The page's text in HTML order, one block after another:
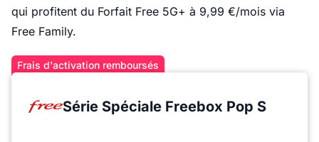
qui profitent du Forfait Free 5G+ à 9,99 €/mois via
Free Family.
Frais d'activation remboursés
Série Spéciale Freebox Pop S